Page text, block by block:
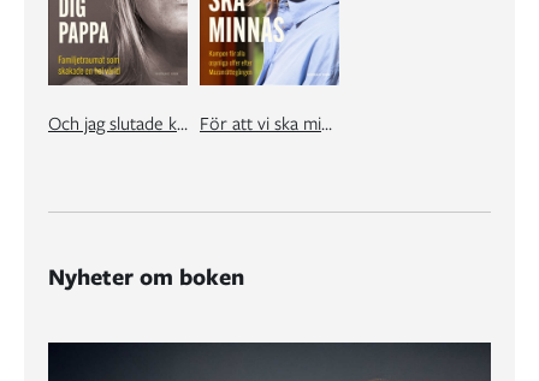
Och jag slutade kalla dig pappa För att vi ska minnas
Nyheter om boken